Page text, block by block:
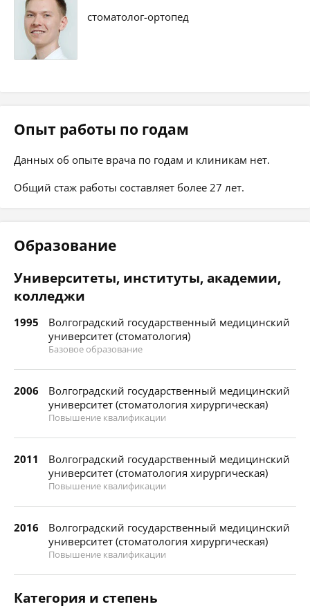
стоматолог-ортопед
Опыт работы по годам
Данных об опыте врача по годам и клиникам нет.
Общий стаж работы составляет более 27 лет.
Образование
Университеты, институты, академии,
колледжи
1995
Волгоградский государственный медицинский
университет (стоматология)
Базовое образование
2006
Волгоградский государственный медицинский
университет (стоматология хирургическая)
Повышение квалификации
2011
Волгоградский государственный медицинский
университет (стоматология хирургическая)
Повышение квалификации
2016
Волгоградский государственный медицинский
университет (стоматология хирургическая)
Повышение квалификации
Категория и степень